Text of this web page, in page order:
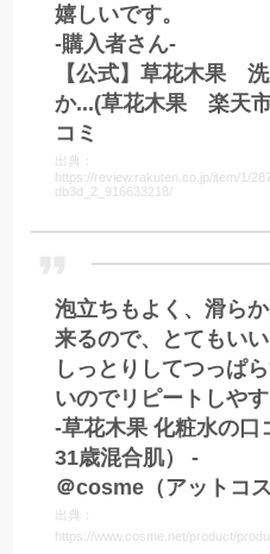
嬉しいです。
-購入者さん-
【公式】草花木果
か...(草花木果 楽天
コミ
出典：
https://review.rakuten.co.jp/item/1/
db3d_2_916633218/
泡立ちもよく、滑ら
来るので、とてもい
しっとりしてつっぱ
いのでリピートしやす
-草花木果 化粧水の
31歳混合肌） -
＠cosme（アットコス
出典：
https://www.cosme.net/product/